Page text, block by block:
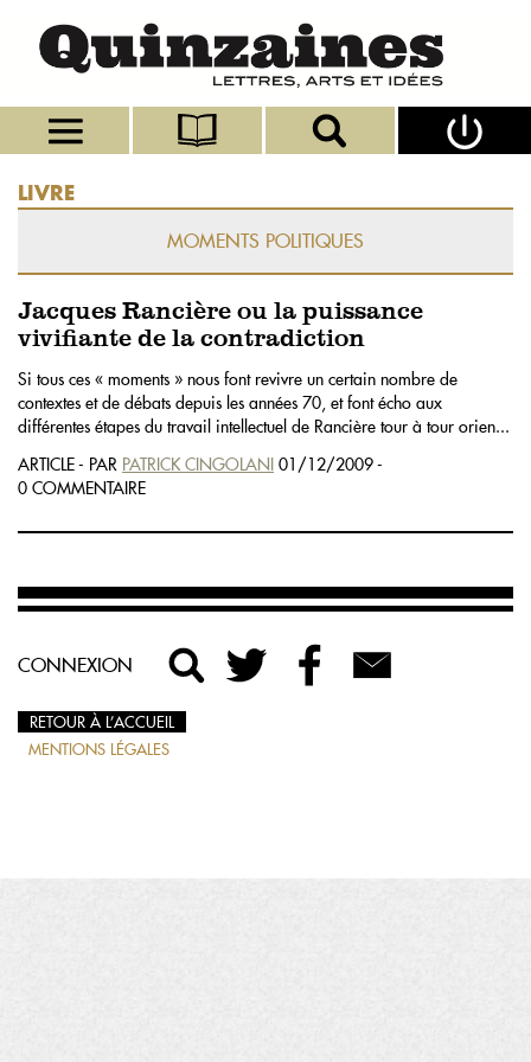
LIVRE
MOMENTS POLITIQUES
Jacques Rancière ou la puissance
vivifiante de la contradiction
Si tous ces « moments » nous font revivre un certain nombre de
contextes et de débats depuis les années 70, et font écho aux
différentes étapes du travail intellectuel de Rancière tour à tour orien...
ARTICLE - PAR PATRICK CINGOLANI 01/12/2009 -
0 COMMENTAIRE
CONNEXION
RETOUR À L’ACCUEIL
MENTIONS LÉGALES